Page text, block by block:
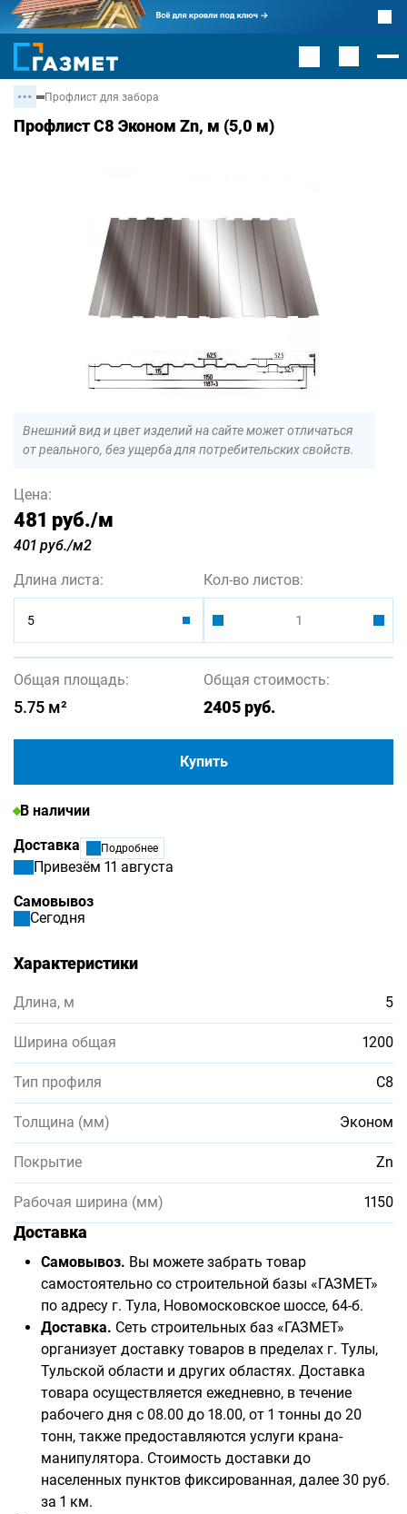
Профлист для забора
Профлист С8 Эконом Zn, м (5,0 м)
Внешний вид и цвет изделий на сайте может отличаться
от реального, без ущерба для потребительских свойств.
Цена:
481 руб./м
401 руб./м2
Длина листа:
5
Кол-во листов:
Общая площадь:
5.75 м²
Общая стоимость:
2405руб.
Купить
В наличии
Доставка
Подробнее
Привезём 11 августа
Самовывоз
Сегодня
Характеристики
Длина, м 5
Ширина общая 1200
Тип профиля С8
Толщина (мм) Эконом
Покрытие Zn
Рабочая ширина (мм) 1150
Доставка
Самовывоз. Вы можете забрать товар
самостоятельно со строительной базы «ГАЗМЕТ»
по адресу г. Тула, Новомосковское шоссе, 64-б.
Доставка. Сеть строительных баз «ГАЗМЕТ»
организует доставку товаров в пределах г. Тулы,
Тульской области и других областях. Доставка
товара осуществляется ежедневно, в течение
рабочего дня с 08.00 до 18.00, от 1 тонны до 20
тонн, также предоставляются услуги крана-
манипулятора. Стоимость доставки до
населенных пунктов фиксированная, далее 30 руб.
за 1 км.